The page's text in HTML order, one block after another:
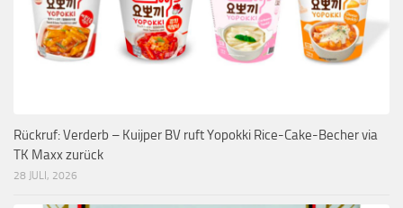
Rückruf: Verderb – Kuijper BV ruft Yopokki Rice-Cake-Becher via
TK Maxx zurück
28 JULI, 2026